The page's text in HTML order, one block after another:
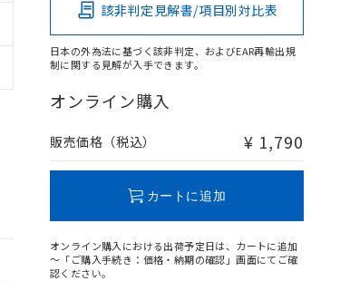
該非判定見解書/項目別対比表
日本の外為法に基づく該非判定、およびEAR再輸出規
制に関する見解が入手できます。
オンライン購入
販売価格（税込） ¥ 1,790
カートに追加
オンライン購入における出荷予定日は、カートに追加
～「ご購入手続き：価格・納期の確認」画面にてご確
認ください。